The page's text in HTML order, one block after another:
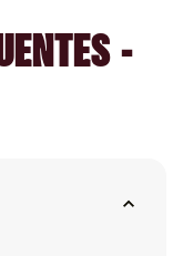
-